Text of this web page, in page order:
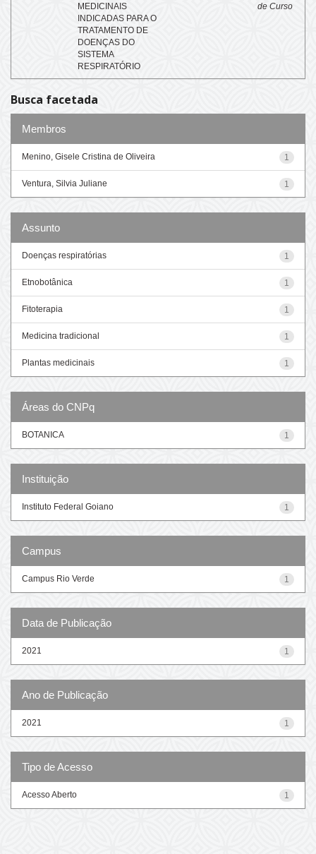
MEDICINAIS
INDICADAS PARA O
TRATAMENTO DE
DOENÇAS DO
SISTEMA
RESPIRATÓRIO
de Curso
Busca facetada
Membros
1
Menino, Gisele Cristina de Oliveira
1
Ventura, Silvia Juliane
Assunto
1
Doenças respiratórias
1
Etnobotânica
1
Fitoterapia
1
Medicina tradicional
1
Plantas medicinais
Áreas do CNPq
1
BOTANICA
Instituição
1
Instituto Federal Goiano
Campus
1
Campus Rio Verde
Data de Publicação
1
2021
Ano de Publicação
1
2021
Tipo de Acesso
1
Acesso Aberto